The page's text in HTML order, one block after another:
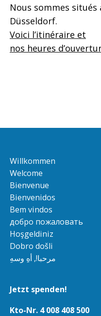
Nous sommes situés
Düsseldorf.
Voici l’itinéraire et
nos heures
Willkommen
Welcome
Bienvenue
Bienvenidos
Bem vindos
добро пожаловать
Hoşgeldiniz
Dobro došli
مرحبا!, أهِ وسهِ
Jetzt spenden!
Kto-Nr. 4 008 408 500